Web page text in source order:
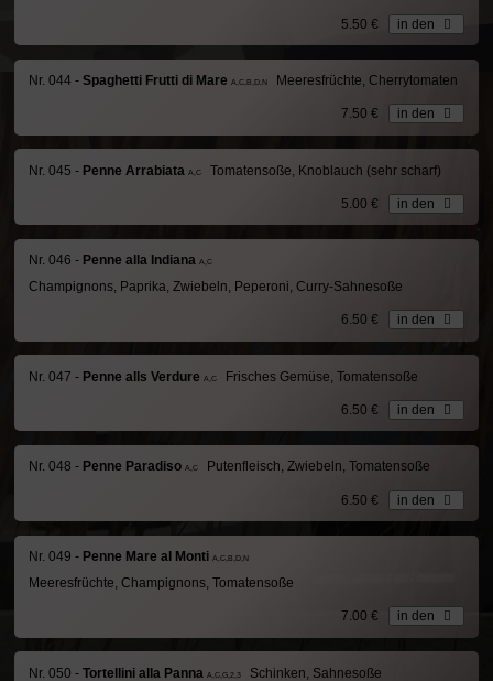
5.50 € in den
Nr. 044 - Spaghetti Frutti di Mare A,C,B,D,N Meeresfrüchte, Cherrytomaten
7.50 € in den
Nr. 045 - Penne Arrabiata A,C Tomatensoße, Knoblauch (sehr scharf)
5.00 € in den
Nr. 046 - Penne alla Indiana A,C
Champignons, Paprika, Zwiebeln, Peperoni, Curry-Sahnesoße
6.50 € in den
Nr. 047 - Penne alls Verdure A,C Frisches Gemüse, Tomatensoße
6.50 € in den
Nr. 048 - Penne Paradiso A,C Putenfleisch, Zwiebeln, Tomatensoße
6.50 € in den
Nr. 049 - Penne Mare al Monti A,C,B,D,N
Meeresfrüchte, Champignons, Tomatensoße
7.00 € in den
Nr. 050 - Tortellini alla Panna A,C,G,2,3 Schinken, Sahnesoße